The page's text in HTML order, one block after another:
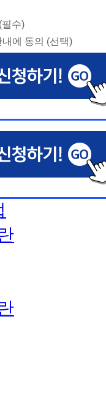
수)
에 동의 (선택)
, 동일·후속 문의에 대한
쟁·민원 처리
의한 자에 한하여
스 교육그룹의 새로
안내 등 신청자의
위함.
스프랩, 해커스톡, 해커스
해커스임용, 해커스공무
해커스주택관리사, 해커
용
담 과정에서 이용자가
법령상 정하는 경우
보관합니다. 단, 비
퇴하는 자의 경우, 소
보관합니다.
수)
에 동의 (선택)
, 동일·후속 문의에 대한
쟁·민원 처리
의한 자에 한하여
스 교육그룹의 새로
안내 등 신청자의
위함.
스프랩, 해커스톡, 해커스
해커스임용, 해커스공무
해커스주택관리사, 해커
용
담 과정에서 이용자가
법령상 정하는 경우
보관합니다. 단, 비
퇴하는 자의 경우, 소
보관합니다.
수)
에 동의 (선택)
, 동일·후속 문의에 대한
쟁·민원 처리
의한 자에 한하여
스 교육그룹의 새로
안내 등 신청자의
위함.
스프랩, 해커스톡, 해커스
해커스임용, 해커스공무
해커스주택관리사, 해커
용
담 과정에서 이용자가
법령상 정하는 경우
보관합니다. 단, 비
퇴하는 자의 경우, 소
보관합니다.
수)
에 동의 (선택)